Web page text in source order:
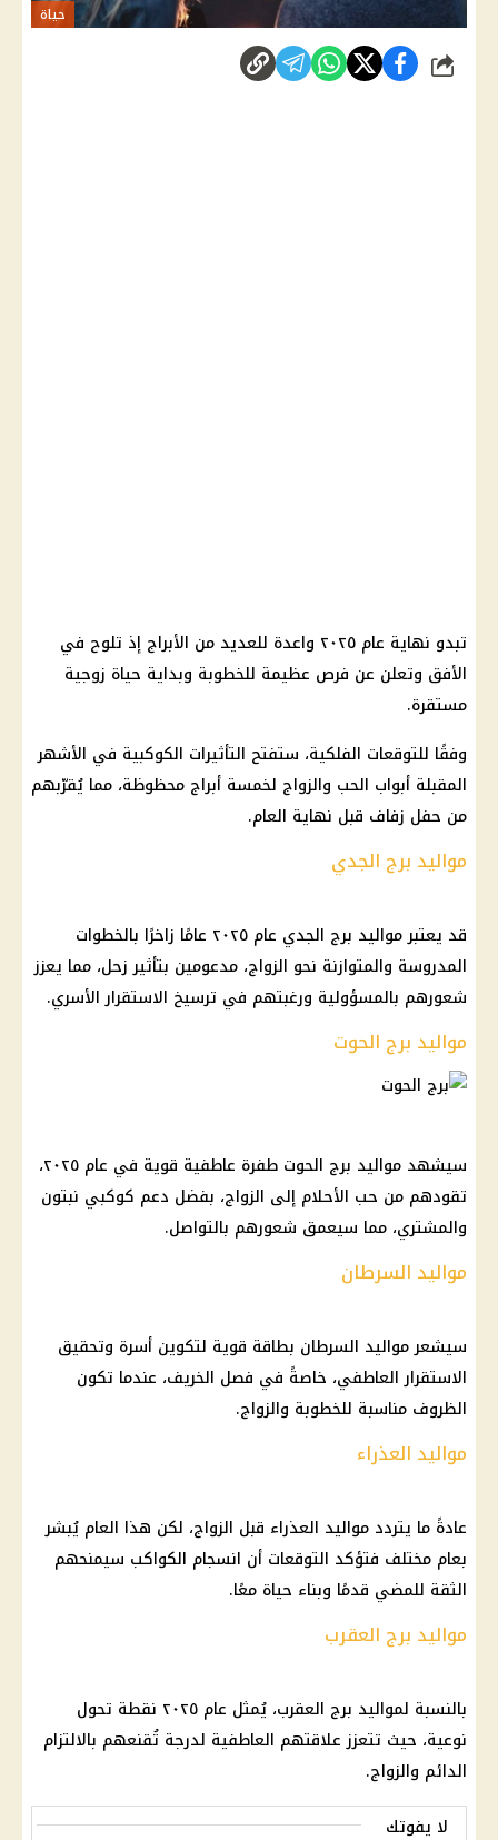
حياة
شارك
تبدو نهاية عام ٢٠٢٥ واعدة للعديد من الأبراج إذ تلوح في
الأفق وتعلن عن فرص عظيمة للخطوبة وبداية حياة زوجية
مستقرة.
وفقًا للتوقعات الفلكية، ستفتح التأثيرات الكوكبية في الأشهر
المقبلة أبواب الحب والزواج لخمسة أبراج محظوظة، مما يُقرّبهم
من حفل زفاف قبل نهاية العام.
مواليد برج الجدي
قد يعتبر مواليد برج الجدي عام ٢٠٢٥ عامًا زاخرًا بالخطوات
المدروسة والمتوازنة نحو الزواج، مدعومين بتأثير زحل، مما يعزز
شعورهم بالمسؤولية ورغبتهم في ترسيخ الاستقرار الأسري.
مواليد برج الحوت
سيشهد مواليد برج الحوت طفرة عاطفية قوية في عام ٢٠٢٥،
تقودهم من حب الأحلام إلى الزواج، بفضل دعم كوكبي نبتون
والمشتري، مما سيعمق شعورهم بالتواصل.
مواليد السرطان
سيشعر مواليد السرطان بطاقة قوية لتكوين أسرة وتحقيق
الاستقرار العاطفي، خاصةً في فصل الخريف، عندما تكون
الظروف مناسبة للخطوبة والزواج.
مواليد العذراء
عادةً ما يتردد مواليد العذراء قبل الزواج، لكن هذا العام يُبشر
بعام مختلف فتؤكد التوقعات أن انسجام الكواكب سيمنحهم
الثقة للمضي قدمًا وبناء حياة معًا.
مواليد برج العقرب
بالنسبة لمواليد برج العقرب، يُمثل عام ٢٠٢٥ نقطة تحول
نوعية، حيث تتعزز علاقتهم العاطفية لدرجة تُقنعهم بالالتزام
الدائم والزواج.
لا يفوتك